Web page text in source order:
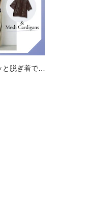
脱ぎ着でき